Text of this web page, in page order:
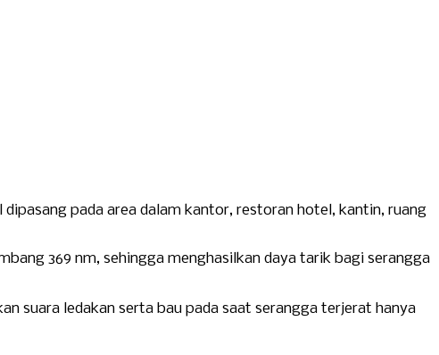
pada area dalam kantor, restoran hotel, kantin, ruang
369 nm, sehingga menghasilkan daya tarik bagi serangga
suara ledakan serta bau pada saat serangga terjerat hanya